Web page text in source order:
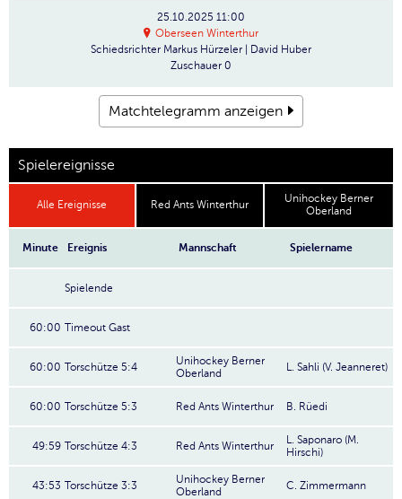
25.10.2025 11:00
Oberseen Winterthur
Schiedsrichter Markus Hürzeler | David Huber
Zuschauer 0
Matchtelegramm anzeigen
Spielereignisse
Alle Ereignisse Red Ants Winterthur
Unihockey Berner
Oberland
Minute Ereignis Mannschaft Spielername
Spielende
60:00 Timeout Gast
60:00 Torschütze 5:4
Unihockey Berner
Oberland
L. Sahli (V. Jeanneret)
60:00 Torschütze 5:3 Red Ants Winterthur B. Rüedi
49:59 Torschütze 4:3 Red Ants Winterthur
L. Saponaro (M.
Hirschi)
43:53 Torschütze 3:3
Unihockey Berner
Oberland
C. Zimmermann